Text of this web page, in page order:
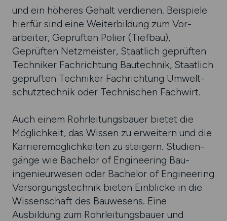
und ein höheres Gehalt ver­dienen. Bei­spiele
hier­für sind eine Weiter­bildung zum Vor­
arbeiter, Geprüften Polier (Tief­bau),
Geprüften Netz­meister, Staat­lich geprüften
Techniker Fach­rich­tung Bau­technik, Staat­lich
geprüften Techniker Fach­rich­tung Umwelt­
schutz­technik oder Technischen Fach­wirt.
Auch einem Rohr­leitungs­bauer bietet die
Mög­lich­keit, das Wissen zu erwei­tern und die
Karriere­mög­lich­keiten zu stei­gern. Studien­
gänge wie Bachelor of Enginee­ring Bau­
ingenieur­wesen oder Bachelor of Enginee­ring
Ver­sorgungs­technik bieten Ein­blicke in die
Wissen­schaft des Bau­wesens. Eine
Ausbildung zum Rohr­leitungs­bauer und